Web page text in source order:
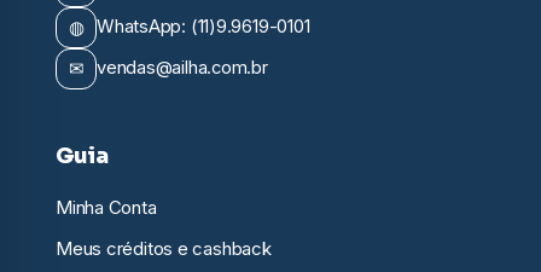
◍ WhatsApp: (11)9.9619-0101
✉ vendas@ailha.com.br
Guia
Minha Conta
Meus créditos e cashback